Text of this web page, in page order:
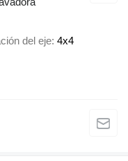
del eje 4x4